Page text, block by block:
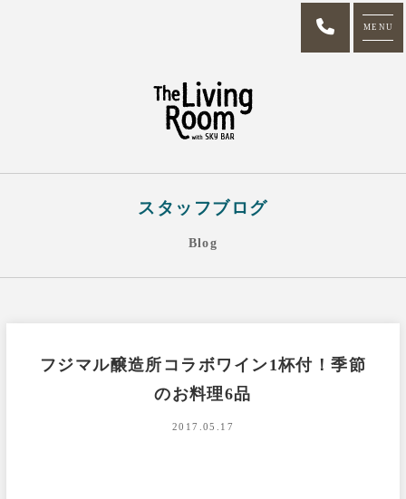
MENU
スタッフブログ
Blog
フジマル醸造所コラボワイン1杯付！季節
のお料理6品
2017.05.17